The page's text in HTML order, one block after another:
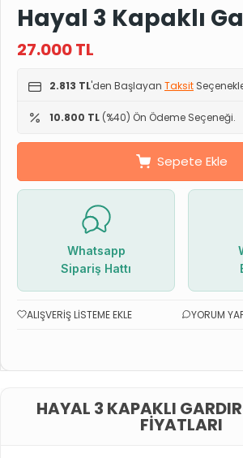
Hayal 3 Kapaklı
27.000TL
2.813 TL'den Başlayan Taksit
10.800 TL (%40) Ön Ödeme Seçeneği.
Sepete Ekle
Whatsapp
Sipariş Hattı
ALIŞVERIŞ LISTEME EKLE YORUM
HAYAL 3 KAPAKLI
FIYATLARI